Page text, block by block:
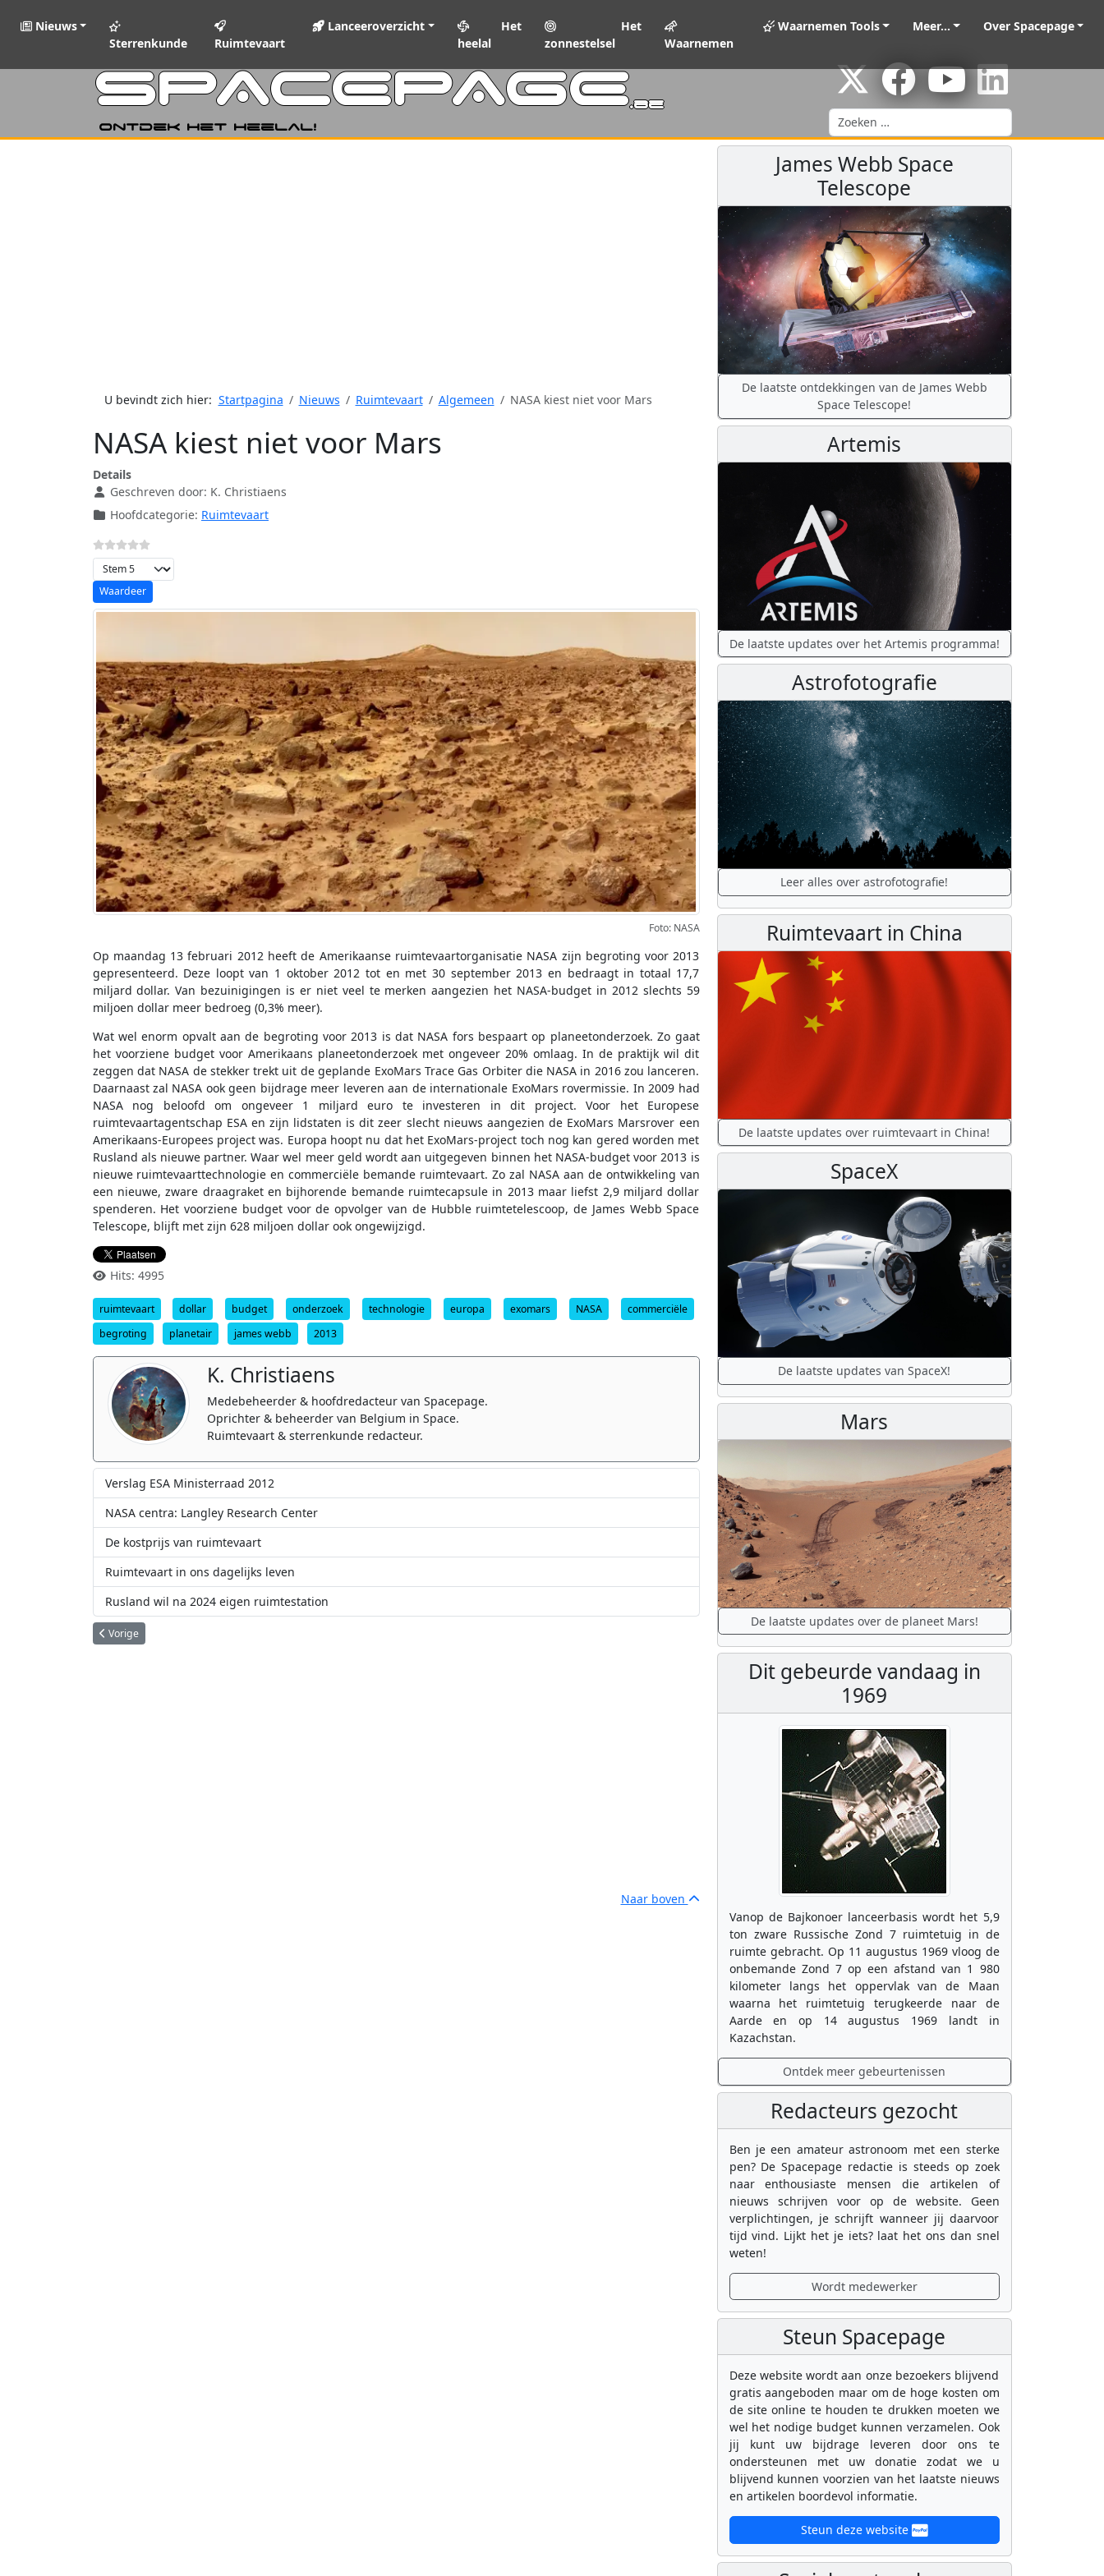
Nieuws
Sterrenkunde
Ruimtevaart
Lanceeroverzicht
Het
heelal
Het
zonnestelsel
Waarnemen
Waarnemen Tools Meer... Over Spacepage
SPACEPAGE.be
Ontdek het heelal!
Zoeken
U bevindt zich hier: Startpagina Nieuws Ruimtevaart Algemeen NASA kiest niet voor Mars
NASA kiest niet voor Mars
Details
Geschreven door: K. Christiaens
Hoofdcategorie: Ruimtevaart
Voeg waardering toe
Foto: NASA
Op maandag 13 februari 2012 heeft de Amerikaanse ruimtevaartorganisatie NASA zijn begroting voor 2013
gepresenteerd. Deze loopt van 1 oktober 2012 tot en met 30 september 2013 en bedraagt in totaal 17,7
miljard dollar. Van bezuinigingen is er niet veel te merken aangezien het NASA-budget in 2012 slechts 59
miljoen dollar meer bedroeg (0,3% meer).
Wat wel enorm opvalt aan de begroting voor 2013 is dat NASA fors bespaart op planeetonderzoek. Zo gaat
het voorziene budget voor Amerikaans planeetonderzoek met ongeveer 20% omlaag. In de praktijk wil dit
zeggen dat NASA de stekker trekt uit de geplande ExoMars Trace Gas Orbiter die NASA in 2016 zou lanceren.
Daarnaast zal NASA ook geen bijdrage meer leveren aan de internationale ExoMars rovermissie. In 2009 had
NASA nog beloofd om ongeveer 1 miljard euro te investeren in dit project. Voor het Europese
ruimtevaartagentschap ESA en zijn lidstaten is dit zeer slecht nieuws aangezien de ExoMars Marsrover een
Amerikaans-Europees project was. Europa hoopt nu dat het ExoMars-project toch nog kan gered worden met
Rusland als nieuwe partner. Waar wel meer geld wordt aan uitgegeven binnen het NASA-budget voor 2013 is
nieuwe ruimtevaarttechnologie en commerciële bemande ruimtevaart. Zo zal NASA aan de ontwikkeling van
een nieuwe, zware draagraket en bijhorende bemande ruimtecapsule in 2013 maar liefst 2,9 miljard dollar
spenderen. Het voorziene budget voor de opvolger van de Hubble ruimtetelescoop, de James Webb Space
Telescope, blijft met zijn 628 miljoen dollar ook ongewijzigd.
Hits: 4995
ruimtevaart dollar budget onderzoek technologie europa exomars NASA
commerciële
begroting
planetair james webb 2013
K. Christiaens
Medebeheerder & hoofdredacteur van Spacepage.
Oprichter & beheerder van Belgium in Space.
Ruimtevaart & sterrenkunde redacteur.
Verslag ESA Ministerraad 2012
NASA centra: Langley Research Center
De kostprijs van ruimtevaart
Ruimtevaart in ons dagelijks leven
Rusland wil na 2024 eigen ruimtestation
Vorig artikel: ESA verliest Envisat
Vorige
Naar boven
James Webb Space
Telescope
De laatste ontdekkingen van de James Webb
Space Telescope!
Artemis
De laatste updates over het Artemis programma!
Astrofotografie
Leer alles over astrofotografie!
Ruimtevaart in China
De laatste updates over ruimtevaart in China!
SpaceX
De laatste updates van SpaceX!
Mars
De laatste updates over de planeet Mars!
Dit gebeurde vandaag in
1969
Vanop de Bajkonoer lanceerbasis wordt het 5,9
ton zware Russische Zond 7 ruimtetuig in de
ruimte gebracht. Op 11 augustus 1969 vloog de
onbemande Zond 7 op een afstand van 1 980
kilometer langs het oppervlak van de Maan
waarna het ruimtetuig terugkeerde naar de
Aarde en op 14 augustus 1969 landt in
Kazachstan.
Ontdek meer gebeurtenissen
Redacteurs gezocht
Ben je een amateur astronoom met een sterke
pen? De Spacepage redactie is steeds op zoek
naar enthousiaste mensen die artikelen of
nieuws schrijven voor op de website. Geen
verplichtingen, je schrijft wanneer jij daarvoor
tijd vind. Lijkt het je iets? laat het ons dan snel
weten!
Wordt medewerker
Steun Spacepage
Deze website wordt aan onze bezoekers blijvend
gratis aangeboden maar om de hoge kosten om
de site online te houden te drukken moeten we
wel het nodige budget kunnen verzamelen. Ook
jij kunt uw bijdrage leveren door ons te
ondersteunen met uw donatie zodat we u
blijvend kunnen voorzien van het laatste nieuws
en artikelen boordevol informatie.
Steun deze website